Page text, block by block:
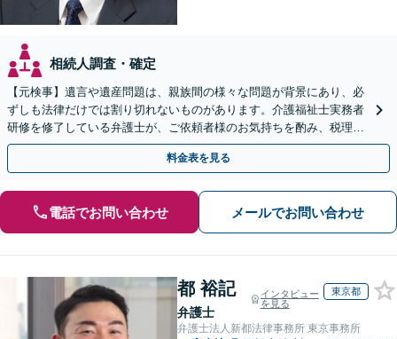
相続人調査・確定
【元検事】遺言や遺産問題は、親族間の様々な問題が背景にあり、必
ずしも法律だけでは割り切れないものがあります。介護福祉士実務者
研修を修了している弁護士が、ご依頼者様のお気持ちを酌み、税理士
など他士業とも密接に連携しながら丁寧に対応いたします。
料金表を見る
電話でお問い合わせ メールでお問い合わせ
都 裕記
弁護士
インタビュー
を見る
東京都
弁護士法人新都法律事務所 東京事務所